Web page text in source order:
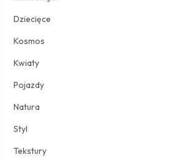
Dziecięce
Kosmos
Kwiaty
Pojazdy
Natura
Styl
Tekstury